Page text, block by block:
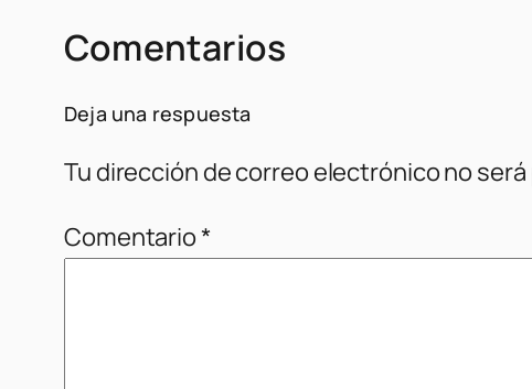
Comentarios
Deja una respuesta
Tu dirección de correo electrónico no será
Comentario*